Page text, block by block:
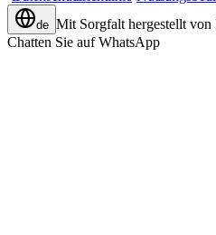
de Mit Sorgfalt hergestellt von
Chatten Sie auf WhatsApp